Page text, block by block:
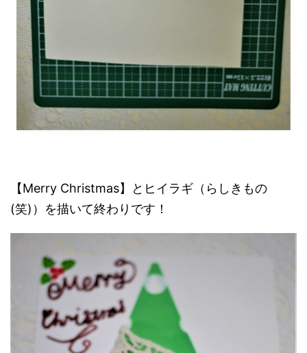
【Merry Christmas】とヒイラギ（らしきもの
(笑)）を描いて終わりです！